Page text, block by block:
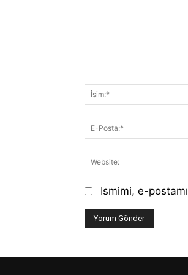
Yorum:
Ismimi, e-